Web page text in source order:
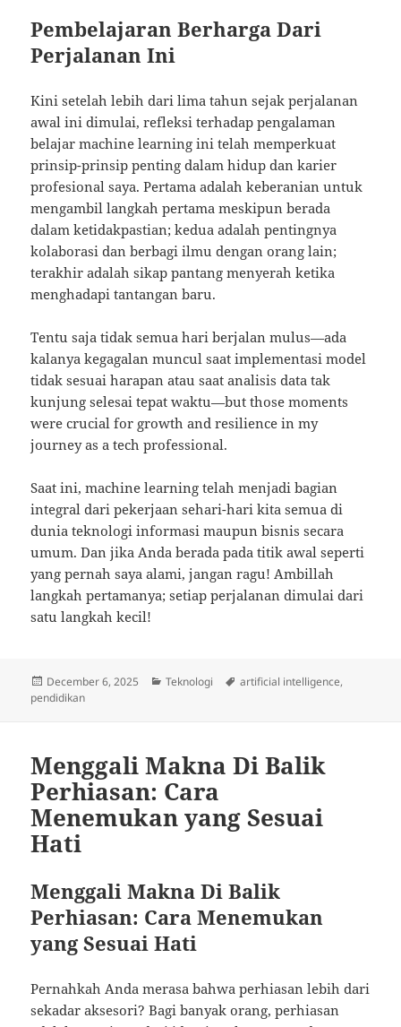
Pembelajaran Berharga Dari
Perjalanan Ini
Kini setelah lebih dari lima tahun sejak perjalanan
awal ini dimulai, refleksi terhadap pengalaman
belajar machine learning ini telah memperkuat
prinsip-prinsip penting dalam hidup dan karier
profesional saya. Pertama adalah keberanian untuk
mengambil langkah pertama meskipun berada
dalam ketidakpastian; kedua adalah pentingnya
kolaborasi dan berbagi ilmu dengan orang lain;
terakhir adalah sikap pantang menyerah ketika
menghadapi tantangan baru.
Tentu saja tidak semua hari berjalan mulus—ada
kalanya kegagalan muncul saat implementasi model
tidak sesuai harapan atau saat analisis data tak
kunjung selesai tepat waktu—but those moments
were crucial for growth and resilience in my
journey as a tech professional.
Saat ini, machine learning telah menjadi bagian
integral dari pekerjaan sehari-hari kita semua di
dunia teknologi informasi maupun bisnis secara
umum. Dan jika Anda berada pada titik awal seperti
yang pernah saya alami, jangan ragu! Ambillah
langkah pertamanya; setiap perjalanan dimulai dari
satu langkah kecil!
Posted
on
December 6, 2025 Categories
Teknologi Tags
artificial intelligence,
pendidikan
Menggali Makna Di Balik
Perhiasan: Cara
Menemukan yang Sesuai
Hati
Menggali Makna Di Balik
Perhiasan: Cara Menemukan
yang Sesuai Hati
Pernahkah Anda merasa bahwa perhiasan lebih dari
sekadar aksesori? Bagi banyak orang, perhiasan